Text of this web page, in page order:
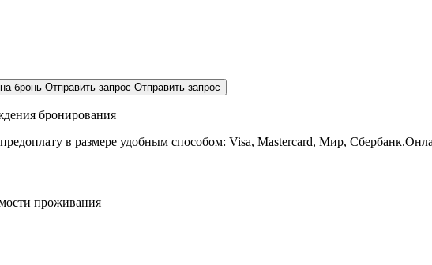
бронь Отправить запрос Отправить запрос
бронирования
в размере удобным способом: Visa, Mastercard, Мир,
проживания